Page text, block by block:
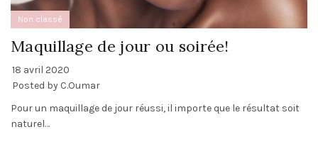
Non classé
Maquillage de jour ou soirée!
18 avril 2020
Posted by C.Oumar
Pour un maquillage de jour réussi, il importe que le résultat soit
naturel…